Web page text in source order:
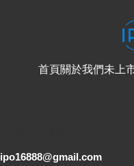
首頁關於我們未上
ipo16888@gmail.com